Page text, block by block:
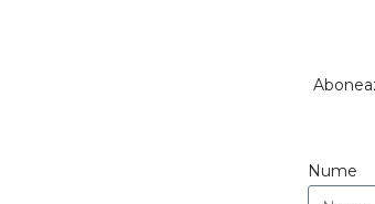
Nume